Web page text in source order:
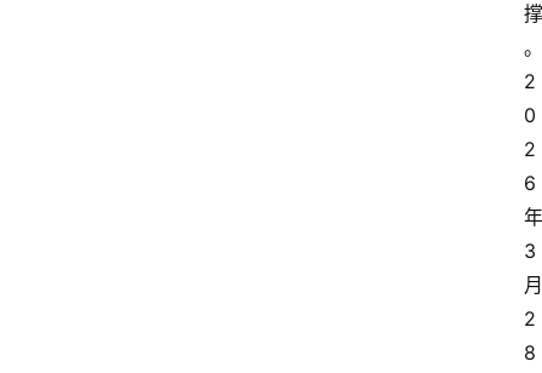
撑
。
2
0
2
6
年
3
月
2
8